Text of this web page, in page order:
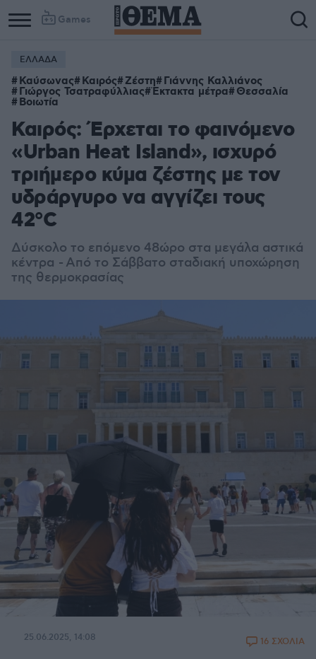
Games
ΕΛΛΑΔΑ
Καύσωνας Καιρός Ζέστη Γιάννης Καλλιάνος
Γιώργος Τσατραφύλλιας Έκτακτα μέτρα Θεσσαλία
Βοιωτία
Καιρός: Έρχεται το φαινόμενο
«Urban Heat Island», ισχυρό
τριήμερο κύμα ζέστης με τον
υδράργυρο να αγγίζει τους
42°C
Δύσκολο το επόμενο 48ώρο στα μεγάλα αστικά
κέντρα - Από το Σάββατο σταδιακή υποχώρηση
της θερμοκρασίας
25.06.2025, 14:08 16 ΣΧΟΛΙΑ